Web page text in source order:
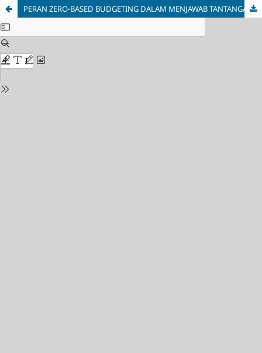
PERAN ZERO-BASED BUDGETING DALAM MENJAWAB TANTANGAN EKONOMI GLOBAL PADA PERUSAHAAN PUBLIK